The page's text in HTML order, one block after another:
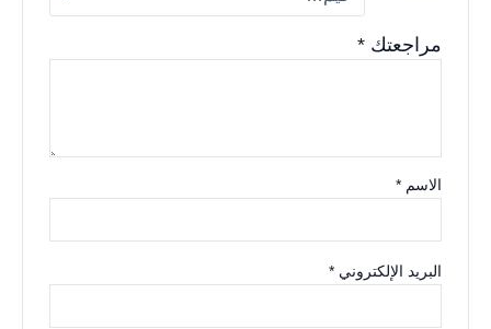
مراجعتك*
الاسم*
البريد الإلكتروني*